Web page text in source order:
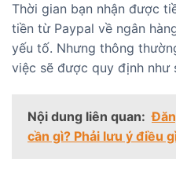
Thời gian bạn nhận được
tiền từ Paypal về ngân
yếu tố. Nhưng thông
việc sẽ được quy định như
Nội dung liên quan:
cần gì? Phải lưu ý điều